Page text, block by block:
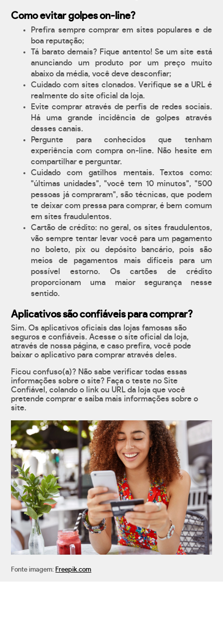
Como evitar golpes on-line?
Prefira sempre comprar em sites populares e de
boa reputação;
Tá barato demais? Fique antento! Se um site está
anunciando um produto por um preço muito
abaixo da média, você deve desconfiar;
Cuidado com sites clonados. Verifique se a URL é
realmente do site oficial da loja.
Evite comprar através de perfis de redes sociais.
Há uma grande incidência de golpes através
desses canais.
Pergunte para conhecidos que tenham
experiência com compra on-line. Não hesite em
compartilhar e perguntar.
Cuidado com gatilhos mentais. Textos como:
"últimas unidades", "você tem 10 minutos", "500
pessoas já compraram", são técnicas, que podem
te deixar com pressa para comprar, é bem comum
em sites fraudulentos.
Cartão de crédito: no geral, os sites fraudulentos,
vão sempre tentar levar você para um pagamento
no boleto, pix ou depósito bancário, pois são
meios de pagamentos mais difíceis para um
possível estorno. Os cartões de crédito
proporcionam uma maior segurança nesse
sentido.
Aplicativos são confiáveis para comprar?
Sim. Os aplicativos oficiais das lojas famosas são
seguros e confiáveis. Acesse o site oficial da loja,
através de nossa página, e caso prefira, você pode
baixar o aplicativo para comprar através deles.
Ficou confuso(a)? Não sabe verificar todas essas
informações sobre o site? Faça o teste no Site
Confiável, colando o link ou URL da loja que você
pretende comprar e saiba mais informações sobre o
site.
Fonte imagem: Freepik.com